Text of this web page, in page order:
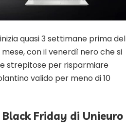
quasi 3 settimane prima del
con il venerdì nero che si
strepitose per risparmiare
valido per meno di 10
Friday di Unieuro